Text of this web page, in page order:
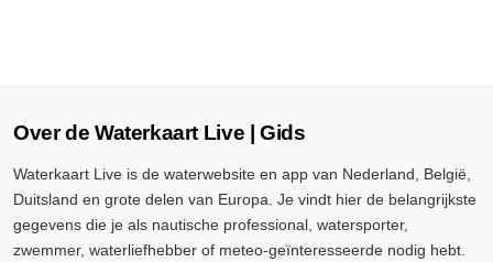
Over de Waterkaart Live | Gids
Waterkaart Live is de waterwebsite en app van Nederland, België,
Duitsland en grote delen van Europa. Je vindt hier de belangrijkste
gegevens die je als nautische professional, watersporter,
zwemmer, waterliefhebber of meteo-geïnteresseerde nodig hebt.